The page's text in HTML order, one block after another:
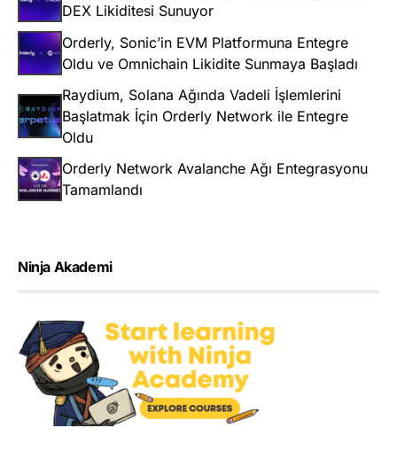
DEX Likiditesi Sunuyor
Orderly, Sonic’in EVM Platformuna Entegre
Oldu ve Omnichain Likidite Sunmaya Başladı
Raydium, Solana Ağında Vadeli İşlemlerini
Başlatmak İçin Orderly Network ile Entegre
Oldu
Orderly Network Avalanche Ağı Entegrasyonu
Tamamlandı
Ninja Akademi